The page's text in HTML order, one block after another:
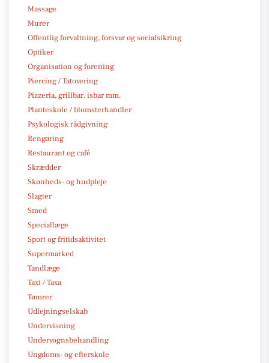
Massage
Murer
Offentlig forvaltning, forsvar og socialsikring
Optiker
Organisation og forening
Piercing / Tatovering
Pizzeria, grillbar, isbar mm.
Planteskole / blomsterhandler
Psykologisk rådgivning
Rengøring
Restaurant og café
Skrædder
Skønheds- og hudpleje
Slagter
Smed
Speciallæge
Sport og fritidsaktivitet
Supermarked
Tandlæge
Taxi / Taxa
Tømrer
Udlejningselskab
Undervisning
Undervognsbehandling
Ungdoms- og efterskole